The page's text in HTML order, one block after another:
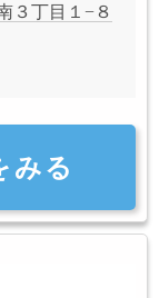
３丁目１−８
みる